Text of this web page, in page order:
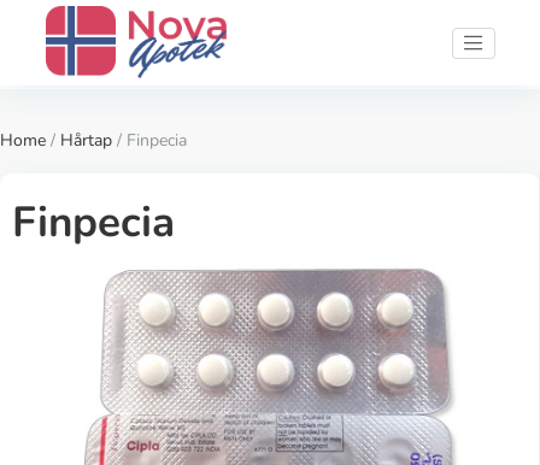
Home / Hårtap / Finpecia
Finpecia